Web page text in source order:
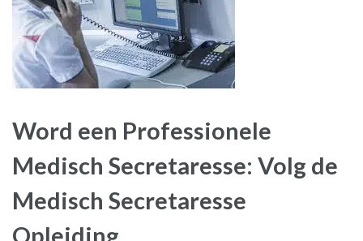
Word een Professionele
Medisch Secretaresse: Volg de
Medisch Secretaresse
Opleiding